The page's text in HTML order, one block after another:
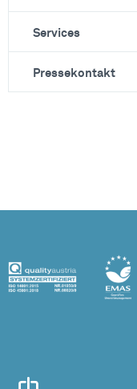
Services
Pressekontakt